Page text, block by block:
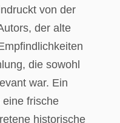
von der
der alte
die sowohl
war. Ein
frische
historische